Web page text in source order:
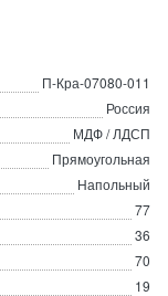
П-Кра-07080-011
Россия
МДФ / ЛДСП
Прямоугольная
Напольный
77
36
70
19